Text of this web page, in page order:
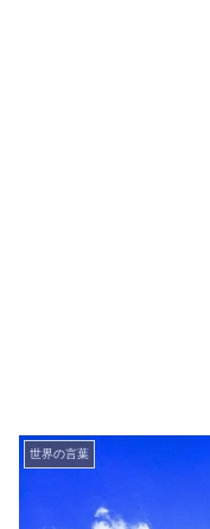
世界の言葉